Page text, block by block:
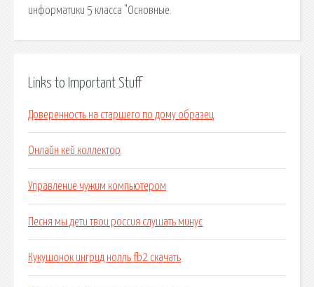
информатики 5 класса "Основные.
Links to Important Stuff
Доверенность на старшего по дому образец
Онлайн кей коллектор
Управление чужим компьютером
Песня мы дети твои россия слушать минус
Кукушонок ингрид нолль fb2 скачать